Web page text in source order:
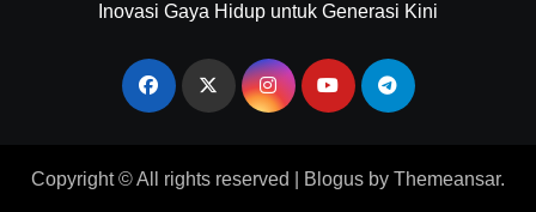
Inovasi Gaya Hidup untuk Generasi Kini
Copyright © All rights reserved Blogus by Themeansar.